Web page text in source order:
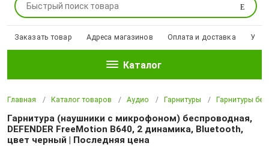
Поиск
Заказать товар Адреса магазинов Оплата и доставка
Каталог
Главная Каталог товаров Аудио Гарнитуры Гарнитуры
Гарнитура (наушники с микрофоном) беспроводная,
DEFENDER FreeMotion B640, 2 динамика, Bluetooth,
цвет черный | Последняя цена